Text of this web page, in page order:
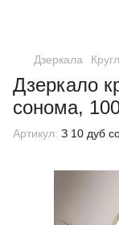
Дзеркала
Дзеркало
сонома,
Артикул: З 10 дуб